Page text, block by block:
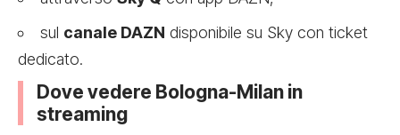
sul canale DAZN disponibile su Sky con ticket
dedicato.
Dove vedere Bologna-Milan in
streaming